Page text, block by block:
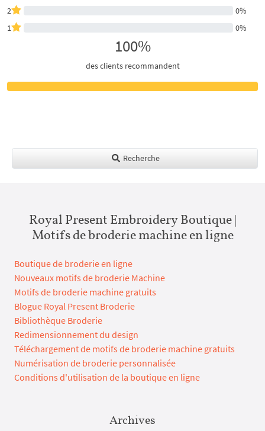
2
0%
1
0%
100%
des clients recommandent
Recherche
Royal Present Embroidery Boutique |
Motifs de broderie machine en ligne
Boutique de broderie en ligne
Nouveaux motifs de broderie Machine
Motifs de broderie machine gratuits
Blogue Royal Present Broderie
Bibliothèque Broderie
Redimensionnement du design
Téléchargement de motifs de broderie machine gratuits
Numérisation de broderie personnalisée
Conditions d'utilisation de la boutique en ligne
Archives